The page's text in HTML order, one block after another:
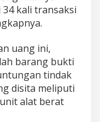
34 kali transaksi
uang ini,
barang bukti
tindak
disita meliputi
alat berat